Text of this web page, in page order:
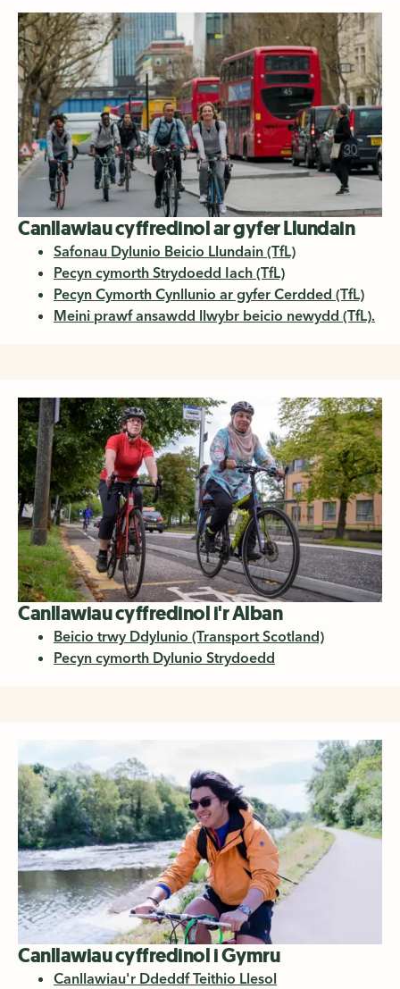
Canllawiau cyffredinol ar gyfer Llundain
Safonau Dylunio Beicio Llundain (TfL)
Pecyn cymorth Strydoedd Iach (TfL)
Pecyn Cymorth Cynllunio ar gyfer Cerdded (TfL)
Meini prawf ansawdd llwybr beicio newydd (TfL).
Canllawiau cyffredinol i'r Alban
Beicio trwy Ddylunio (Transport Scotland)
Pecyn cymorth Dylunio Strydoedd
Canllawiau cyffredinol i Gymru
Canllawiau'r Ddeddf Teithio Llesol